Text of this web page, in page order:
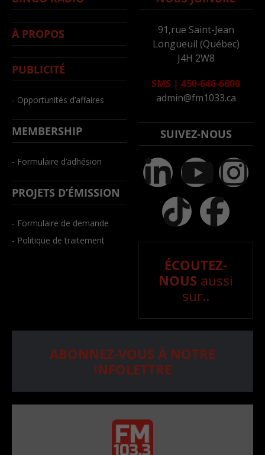
À PROPOS
PUBLICITÉ
- Opportunités d’affaires
MEMBERSHIP
- Formulaire d’adhésion
PROJETS D’ÉMISSION
- Formulaire de demande
- Politique de traitement
91,rue Saint-Jean
Longueuil (Québec)
J4H 2W8
SMS | 450-646-6800
admin@fm1033.ca
SUIVEZ-NOUS
ÉCOUTEZ-
NOUS aussi
sur..
ABONNEZ-VOUS À NOTRE
INFOLETTRE